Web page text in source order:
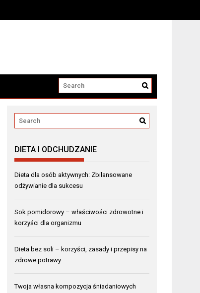
DIETA I ODCHUDZANIE
Dieta dla osób aktywnych: Zbilansowane
odżywianie dla sukcesu
Sok pomidorowy – właściwości zdrowotne i
korzyści dla organizmu
Dieta bez soli – korzyści, zasady i przepisy na
zdrowe potrawy
Twoja własna kompozycja śniadaniowych